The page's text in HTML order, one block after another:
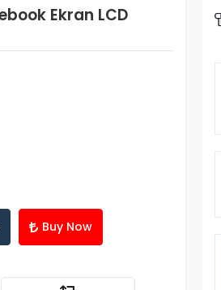
Ekran LCD
Buy Now